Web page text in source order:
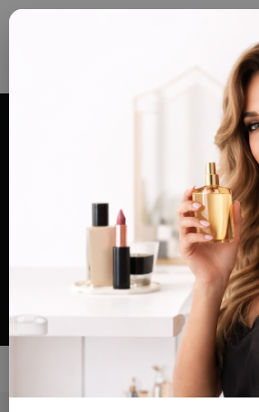
Envios grátis a partir de 100€ para Portugal e
ou Levante e pague as suas encomendas nas
após realizar o seu pedido(indicar no